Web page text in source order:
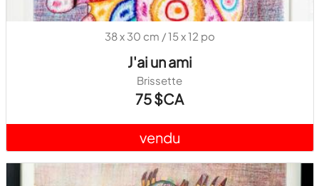
38 x 30 cm / 15 x 12 po
J'ai un ami
Brissette
75 $CA
vendu